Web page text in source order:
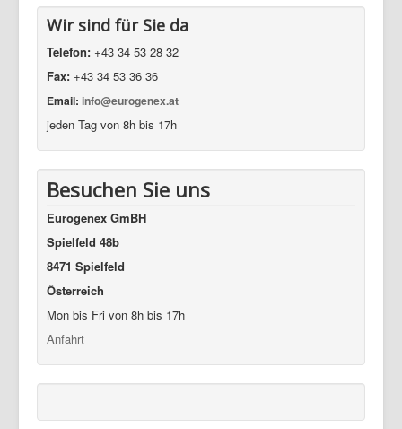
Wir sind für Sie da
Telefon: +43 34 53 28 32
Fax: +43 34 53 36 36
Email: info@eurogenex.at
jeden Tag von 8h bis 17h
Besuchen Sie uns
Eurogenex GmBH
Spielfeld 48b
8471 Spielfeld
Österreich
Mon bis Fri von 8h bis 17h
Anfahrt